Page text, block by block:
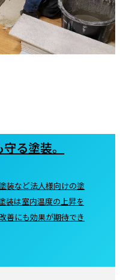
る塗装。
装など法人様向けの塗
装は室内温度の上昇を
善にも効果が期待でき